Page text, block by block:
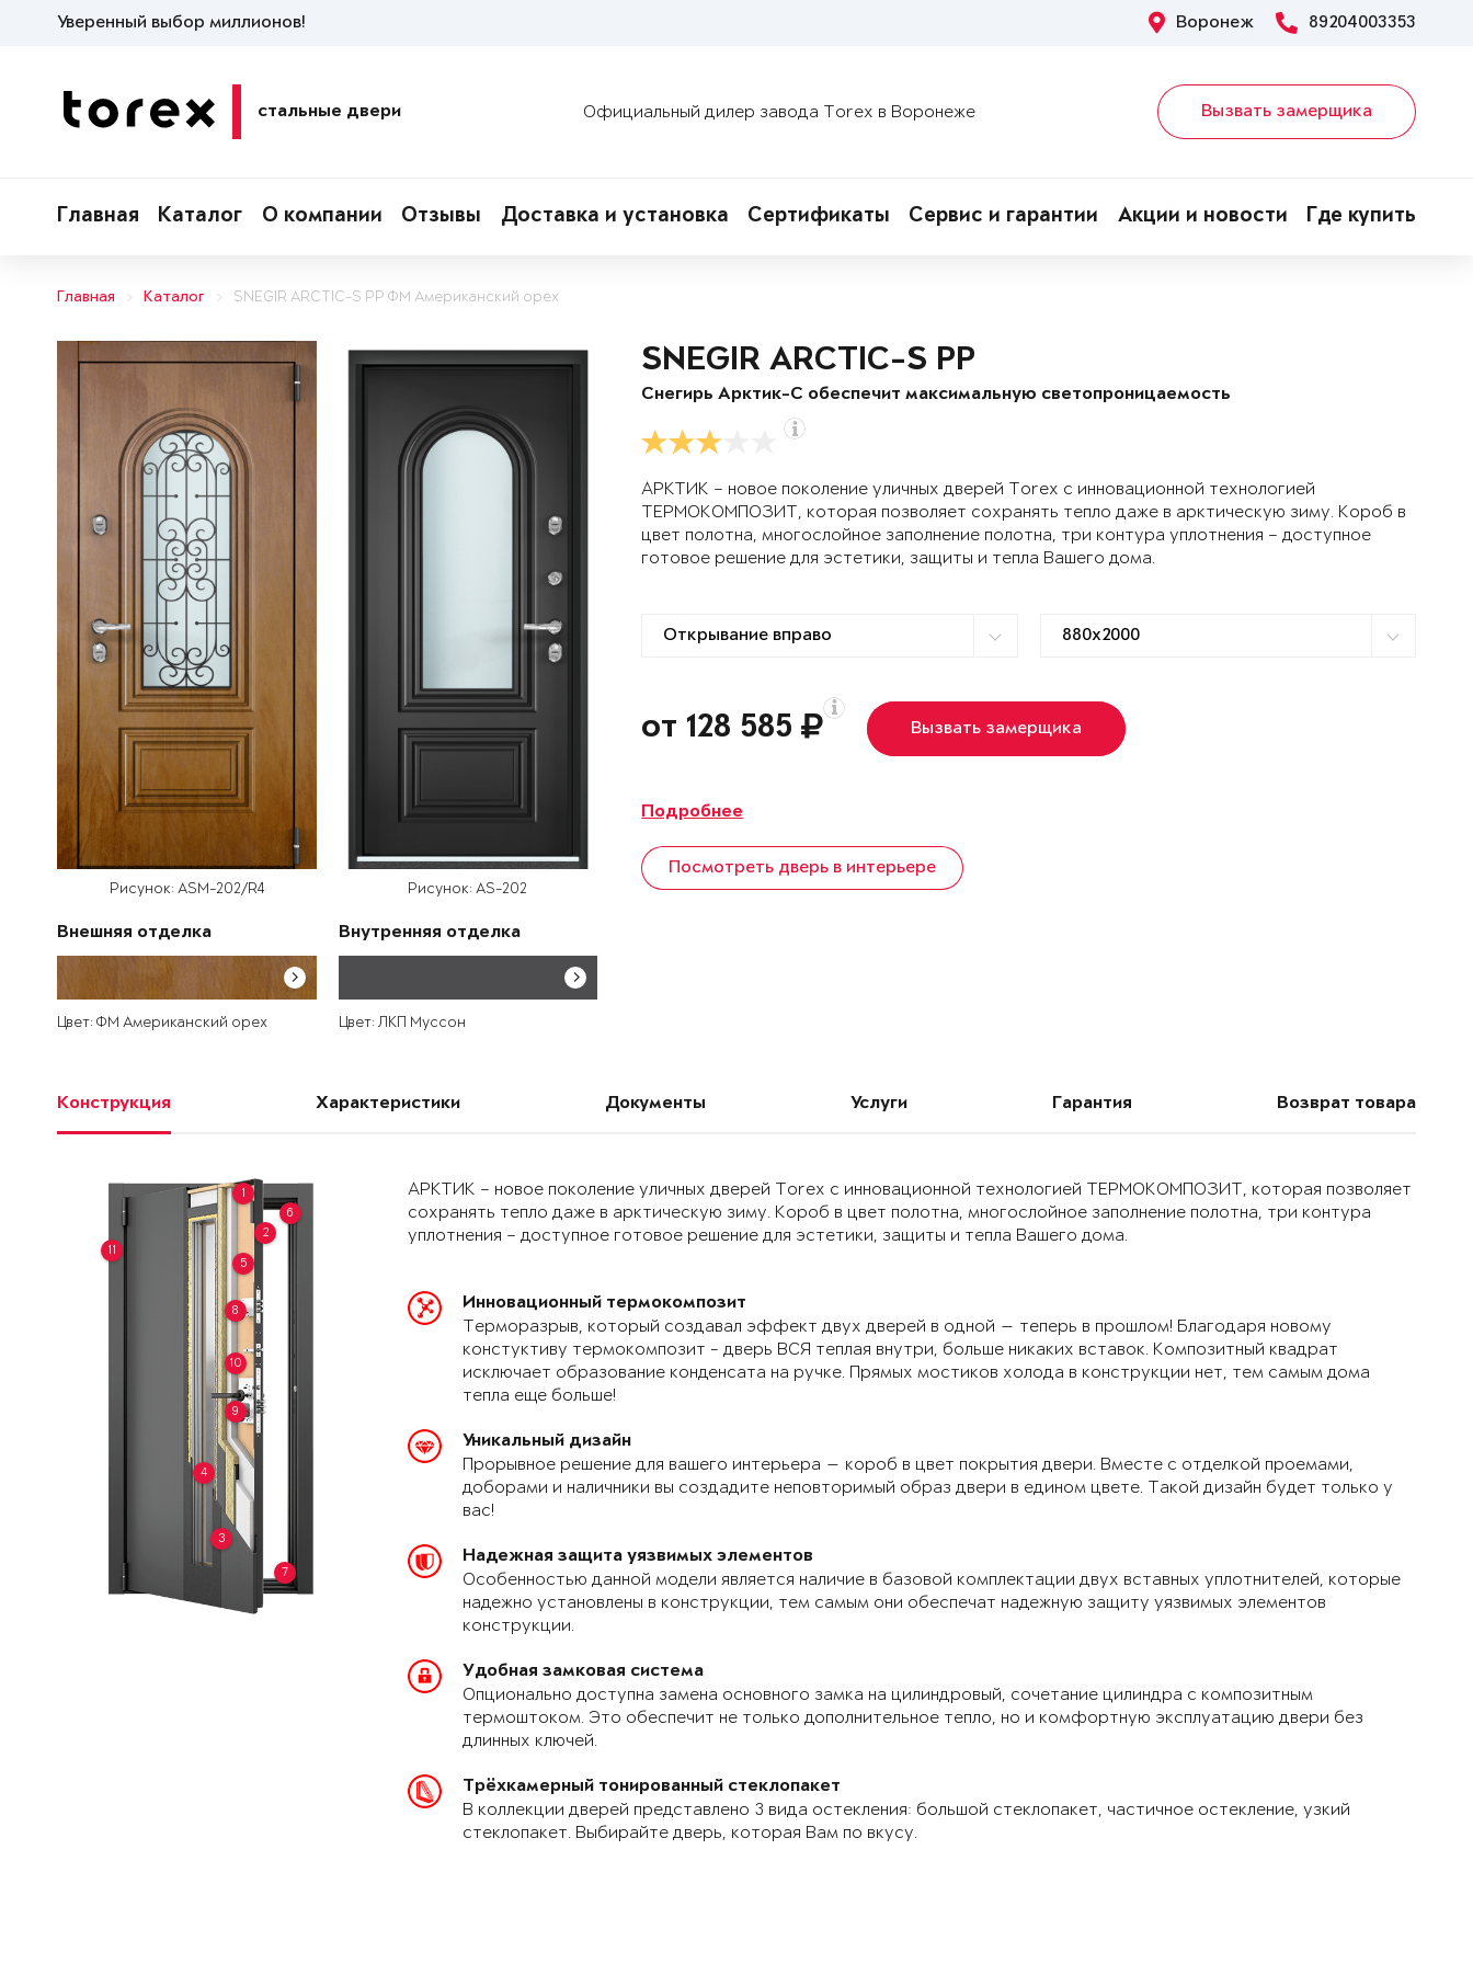
Уверенный выбор миллионов! Воронеж 89204003353
стальные двери Официальный дилер завода Torex в Воронеже Вызвать замерщика
Главная Каталог О компании Отзывы Доставка и установка Сертификаты Сервис и гарантии Акции и новости Где купить
Главная Каталог SNEGIR ARCTIC-S PP ФМ Американский орех
Рисунок: ASM-202/R4
Внешняя отделка
Цвет: ФМ Американский орех
Рисунок: AS-202
Внутренняя отделка
Цвет: ЛКП Муссон
SNEGIR ARCTIC-S PP
Снегирь Арктик-С обеспечит максимальную светопроницаемость
АРКТИК – новое поколение уличных дверей Torex с инновационной технологией
ТЕРМОКОМПОЗИТ, которая позволяет сохранять тепло даже в арктическую зиму. Короб в
цвет полотна, многослойное заполнение полотна, три контура уплотнения – доступное
готовое решение для эстетики, защиты и тепла Вашего дома.
от 128 585 Вызвать замерщика
Подробнее
Посмотреть дверь в интерьере
Конструкция Характеристики Документы Услуги Гарантия Возврат товара
1
2
3
4
5
6
7
8
9
10
11
АРКТИК – новое поколение уличных дверей Torex с инновационной технологией ТЕРМОКОМПОЗИТ, которая позволяет
сохранять тепло даже в арктическую зиму. Короб в цвет полотна, многослойное заполнение полотна, три контура
уплотнения – доступное готовое решение для эстетики, защиты и тепла Вашего дома.
Инновационный термокомпозит
Терморазрыв, который создавал эффект двух дверей в одной — теперь в прошлом! Благодаря новому
констуктиву термокомпозит - дверь ВСЯ теплая внутри, больше никаких вставок. Композитный квадрат
исключает образование конденсата на ручке. Прямых мостиков холода в конструкции нет, тем самым дома
тепла еще больше!
Уникальный дизайн
Прорывное решение для вашего интерьера — короб в цвет покрытия двери. Вместе с отделкой проемами,
доборами и наличники вы создадите неповторимый образ двери в едином цвете. Такой дизайн будет только у
вас!
Надежная защита уязвимых элементов
Особенностью данной модели является наличие в базовой комплектации двух вставных уплотнителей, которые
надежно установлены в конструкции, тем самым они обеспечат надежную защиту уязвимых элементов
конструкции.
Удобная замковая система
Опционально доступна замена основного замка на цилиндровый, сочетание цилиндра с композитным
термоштоком. Это обеспечит не только дополнительное тепло, но и комфортную эксплуатацию двери без
длинных ключей.
Трёхкамерный тонированный стеклопакет
В коллекции дверей представлено 3 вида остекления: большой стеклопакет, частичное остекление, узкий
стеклопакет. Выбирайте дверь, которая Вам по вкусу.